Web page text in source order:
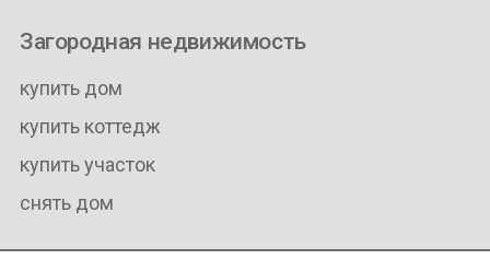
Загородная недвижимость
купить дом
купить коттедж
купить участок
снять дом